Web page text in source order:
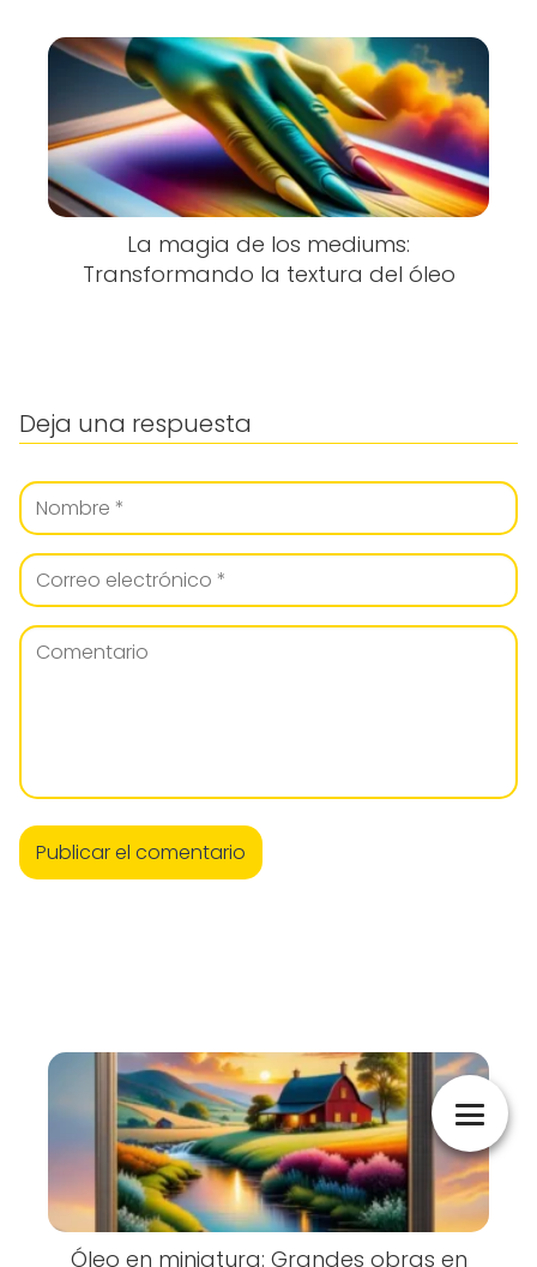
La magia de los mediums:
Transformando la textura del óleo
Deja una respuesta
Óleo en miniatura: Grandes obras en